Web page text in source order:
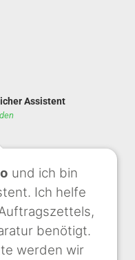
Assistent
und ich bin
Ich helfe
benötigt.
werden wir